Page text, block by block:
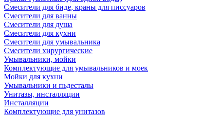
Смесители для биде, краны для писсуаров
Смесители для ванны
Смесители для душа
Смесители для кухни
Смесители для умывальника
Смесители хирургические
Умывальники, мойки
Комплектующие для умывальников и моек
Мойки для кухни
Умывальники и пьдесталы
Унитазы, инсталляции
Инсталляции
Комплектующие для унитазов